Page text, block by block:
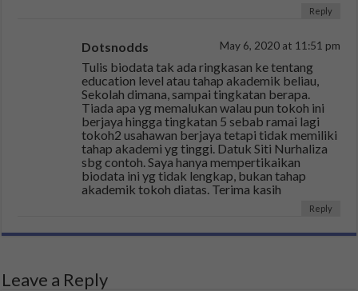
Reply
Dotsnodds May 6, 2020 at 11:51 pm
Tulis biodata tak ada ringkasan ke tentang
education level atau tahap akademik beliau,
Sekolah dimana, sampai tingkatan berapa.
Tiada apa yg memalukan walau pun tokoh ini
berjaya hingga tingkatan 5 sebab ramai lagi
tokoh2 usahawan berjaya tetapi tidak memiliki
tahap akademi yg tinggi. Datuk Siti Nurhaliza
sbg contoh. Saya hanya mempertikaikan
biodata ini yg tidak lengkap, bukan tahap
akademik tokoh diatas. Terima kasih
Reply
Leave a Reply